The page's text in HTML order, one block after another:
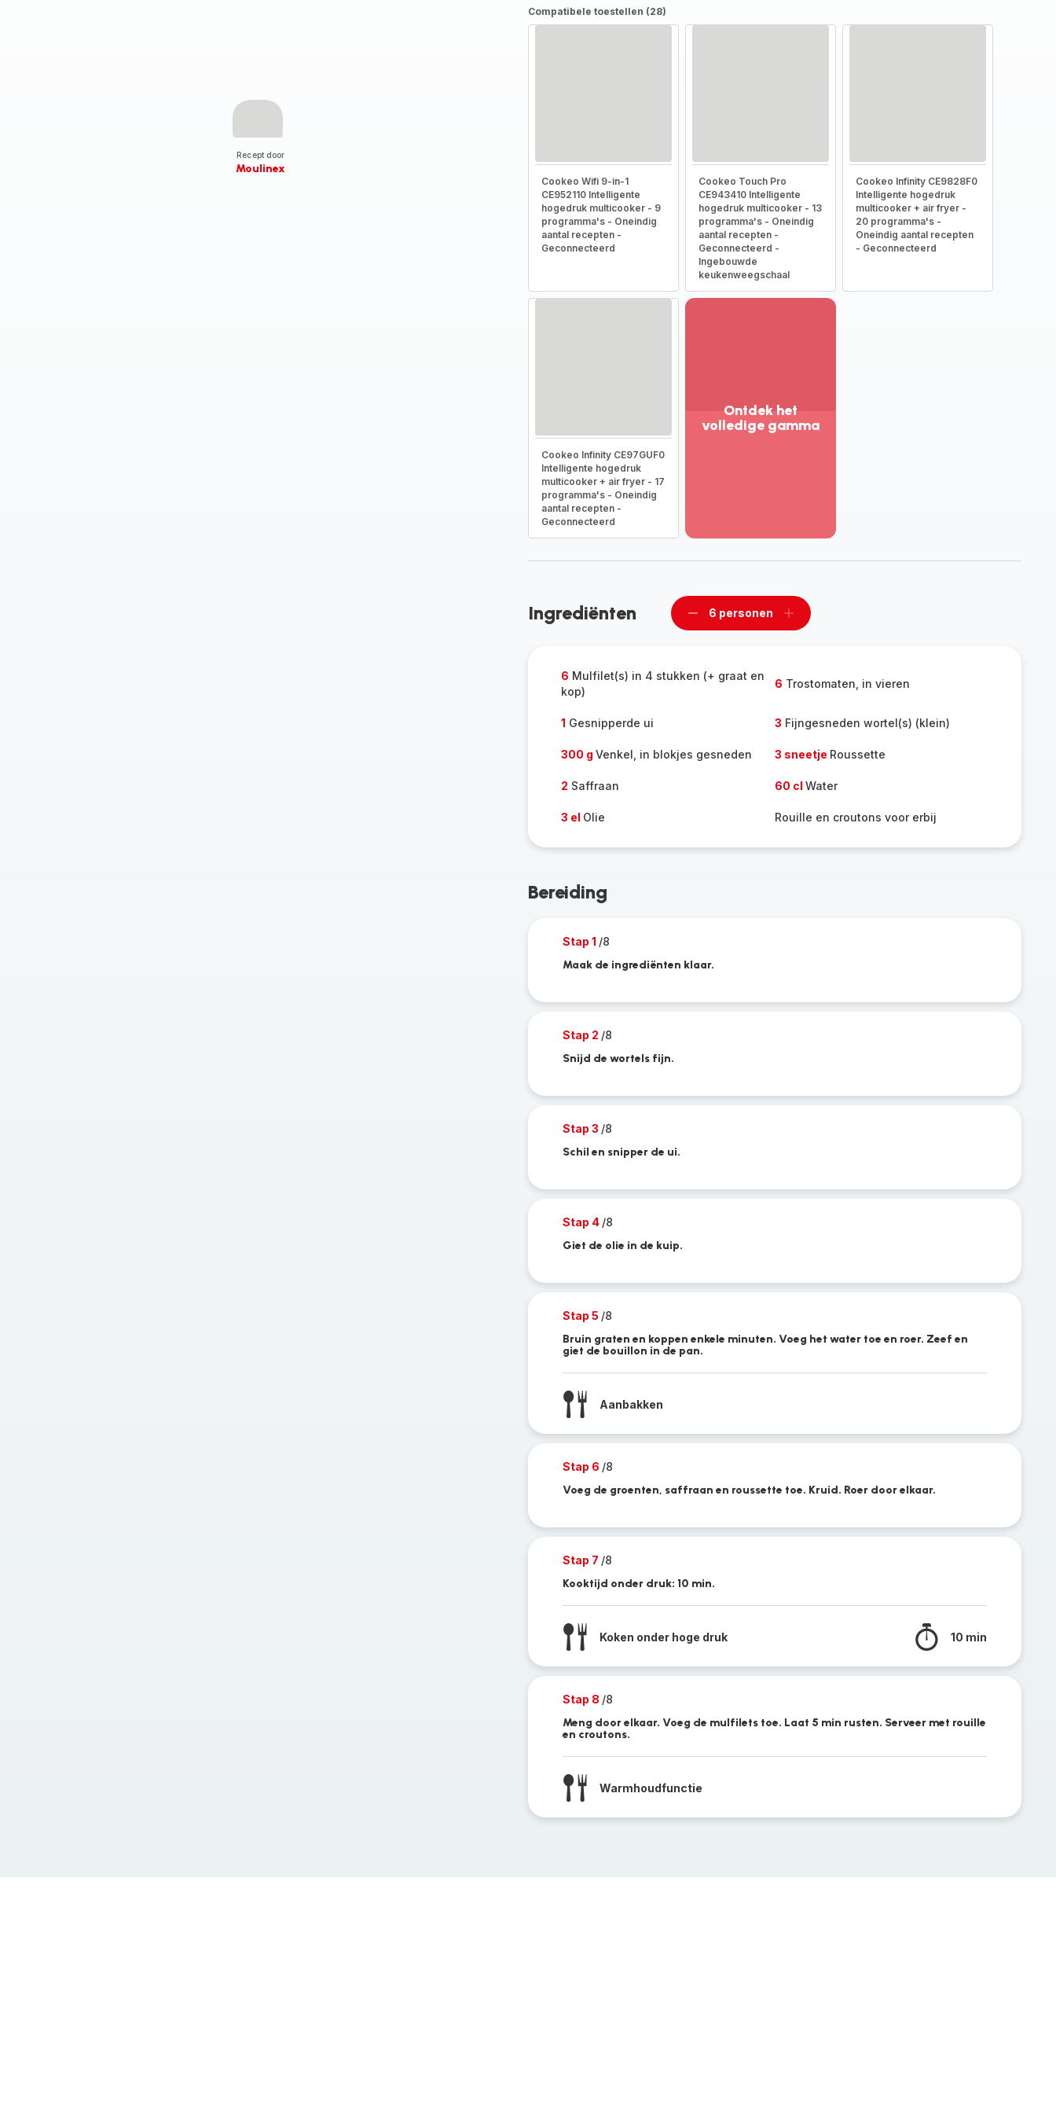
Recept door
Moulinex
Compatibele toestellen (28)
Cookeo Wifi 9-in-1
CE952110 Intelligente
hogedruk multicooker - 9
programma's - Oneindig
aantal recepten -
Geconnecteerd
Cookeo Touch Pro
CE943410 Intelligente
hogedruk multicooker - 13
programma's - Oneindig
aantal recepten -
Geconnecteerd -
Ingebouwde
keukenweegschaal
Cookeo Infinity CE9828F0
Intelligente hogedruk
multicooker + air fryer -
20 programma's -
Oneindig aantal recepten
- Geconnecteerd
Cookeo Infinity CE97GUF0
Intelligente hogedruk
multicooker + air fryer - 17
programma's - Oneindig
aantal recepten -
Geconnecteerd
Ontdek het
volledige gamma
gamma
Ingrediënten
Een6 personen
Een
6 Mulfilet(s) in 4 stukken (+ graat en
kop)
6 Trostomaten, in vieren
1 Gesnipperde ui 3 Fijngesneden wortel(s) (klein)
300 g Venkel, in blokjes gesneden 3 sneetje Roussette
2 Saffraan 60 cl Water
3 el Olie Rouille en croutons voor erbij
Bereiding
Stap 1 /8
Maak de ingrediënten klaar.
Stap 2 /8
Snijd de wortels fijn.
Stap 3 /8
Schil en snipper de ui.
Stap 4 /8
Giet de olie in de kuip.
Stap 5 /8
Bruin graten en koppen enkele minuten. Voeg het water toe en roer. Zeef en
giet de bouillon in de pan.
Aanbakken
Stap 6 /8
Voeg de groenten, saffraan en roussette toe. Kruid. Roer door elkaar.
Stap 7 /8
Kooktijd onder druk: 10 min.
Koken onder hoge druk 10 min
Stap 8 /8
Meng door elkaar. Voeg de mulfilets toe. Laat 5 min rusten. Serveer met rouille
en croutons.
Warmhoudfunctie